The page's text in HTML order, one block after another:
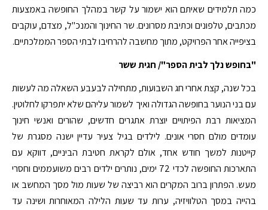
כמה תלמידים שאיתם הוא ישמור על קשר במהלך החופשה באמצעות
מכתבים, טלפונים וכתיבת מסרונים. שר החינוך והמנכ"ל, מצדם, עוקבים
בציפייה אחר הפרויקט, מתוך מחשבה להרחיבו לבתי הספר הממלכתיים.
"בחופש נלך לבית הספר"/ חגית ששר
בכל שנה, קצת אחרי חג השבועות, מתחילה לבעבע השאלה מה לעשות
עם בני הנוער בחופשה הגדולה ואיך לשמור עליהם שלא יתפרקו לחלוטין.
המציאות רבת הפיתויים יוצרת אתגרים חדשים, שהורים ואנשי חינוך
עומדים מולם חסרי אונים. לילדים בגיל צעיר עדיין ישנה מסגרת של
קייטנות למשך חודש אחד, אולם לקראת חטיבת הביניים, דווקא עם
התארכות החופשה לכדי 72 ימים, נותרים ילדים רבים משועממים וחסרי
מעש. הפתרון ברוב המקרים הוא רביצה של שעות מול מסך המחשב או
בהייה במסך הטלוויזיה, ערות עד שעות הלילה המאוחרות ושינה עד